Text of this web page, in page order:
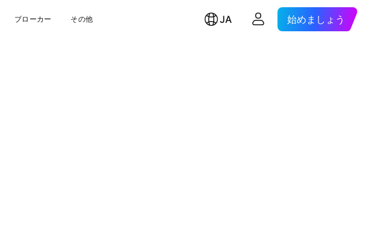
ブローカー その他 JA 始めましょう